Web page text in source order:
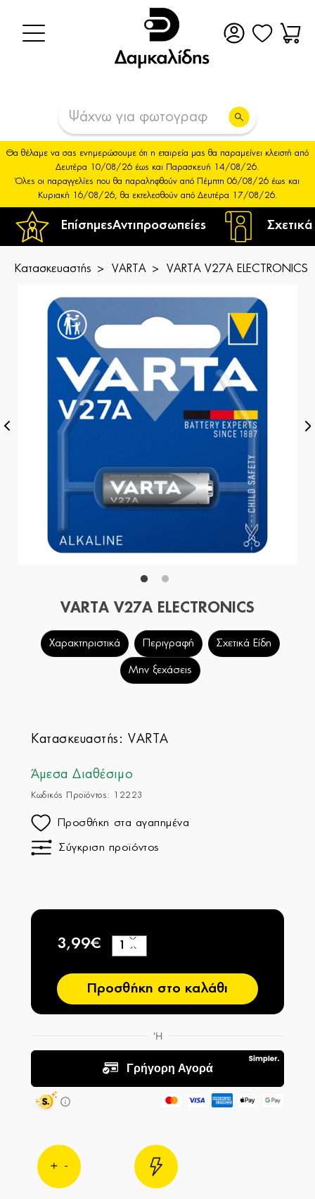
ΕπίσημεςΑντιπροσωπείες
Θα θέλαμε να σας ενημερώσουμε ότι η εταιρεία μας θα παραμείνει κλειστή από
Δευτέρα 10/08/26 έως και Παρασκευή 14/08/26.
Όλες οι παραγγελίες που θα παραληφθούν από Πέμπτη 06/08/26 έως και
Κυριακή 16/08/26, θα εκτελεσθούν από Δευτέρα 17/08/26.
Κατασκευαστής VARTA VARTA V27A ELECTRONICS
VARTA V27A ELECTRONICS
Χαρακτηριστικά Περιγραφή Σχετικά Είδη
Μην ξεχάσεις
Κατασκευαστής:VARTA
Άμεσα Διαθέσιμο
Κωδικός Προϊόντος: 12223
Προσθήκη στα αγαπημένα
Σύγκριση προϊόντος
3,99€
−
+
Προσθήκη στο καλάθι